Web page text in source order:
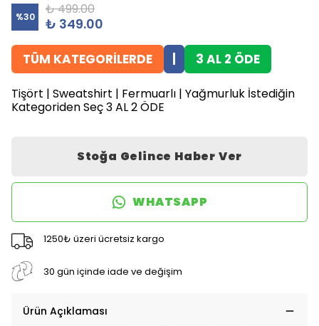
%30 ₺ 499.00
₺ 349.00
TÜM KATEGORİLERDE 3 AL 2 ÖDE
Tişört | Sweatshirt | Fermuarlı | Yağmurluk İstediğin
Kategoriden Seç 3 AL 2 ÖDE
Stoğa Gelince Haber Ver
WHATSAPP
1250₺ üzeri ücretsiz kargo
30 gün içinde iade ve değişim
Ürün Açıklaması